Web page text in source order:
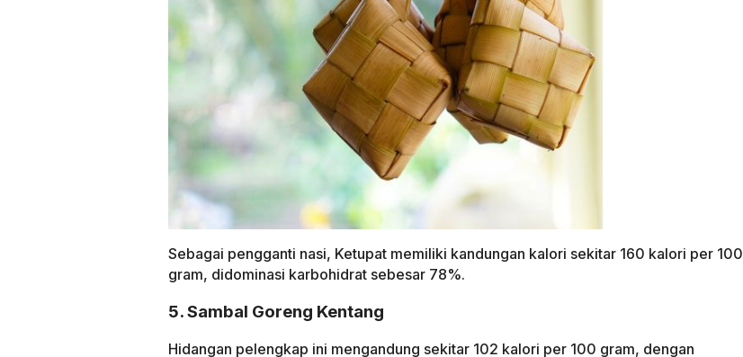
Sebagai pengganti nasi, Ketupat memiliki kandungan kalori sekitar 160 kalori per 100
gram, didominasi karbohidrat sebesar 78%.
5. Sambal Goreng Kentang
Hidangan pelengkap ini mengandung sekitar 102 kalori per 100 gram, dengan